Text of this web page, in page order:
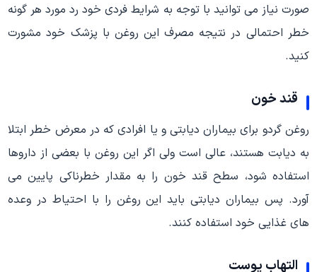
صورت نیاز می توانید با توجه به شرایط فردی خود رد مورد هر گونه
خطر احتمالی در نتیجه مصرف این روغن با پزشک خود مشورت
کنید.
قند خون
روغن گردو برای بیماران دیابتی و یا افرادی که در معرض خطر ابتلا
به دیابت هستند، عالی است ولی اگر این روغن با بعضی از داروها
استفاده شود، سطح قند خون را به مقدار خطرناکی پایین می
آورد. پس بیماران دیابتی باید این روغن را با احتیاط در وعده
های غذایی خود استفاده کنند.
التهاب پوست